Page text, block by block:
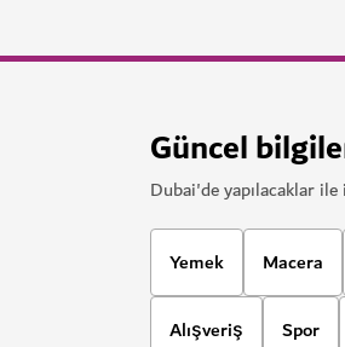
Güncel
Dubai'de yapılacaklar
Yemek Macera
Alışveriş Spor